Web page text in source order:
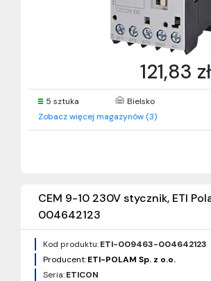
121,83 zł
5 sztuka Bielsko
Zobacz więcej magazynów (3)
CEM 9-10 230V stycznik, ETI
004642123
Kod produktu:ETI-009463-004642123
Producent:ETI-POLAM Sp. z o.o.
Seria:ETICON